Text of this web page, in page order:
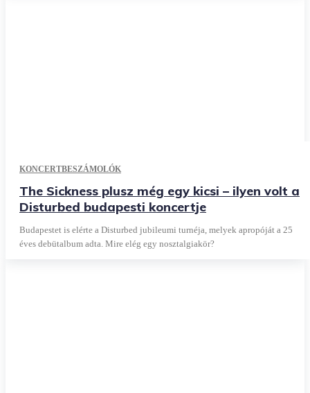
KONCERTBESZÁMOLÓK
The Sickness plusz még egy kicsi – ilyen volt a
Disturbed budapesti koncertje
Budapestet is elérte a Disturbed jubileumi turnéja, melyek apropóját a 25
éves debütalbum adta. Mire elég egy nosztalgiakör?